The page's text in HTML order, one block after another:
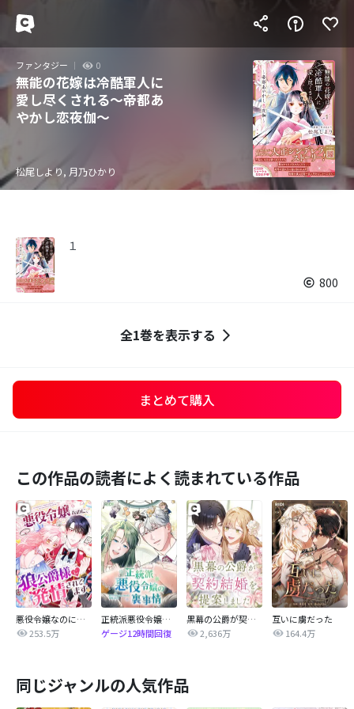
ファンタジー 0
無能の花嫁は冷酷軍人に
愛し尽くされる～帝都あ
やかし恋夜伽～
松尾しより, 月乃ひかり
１
800
全1巻を表示する
まとめて購入
この作品の読者によく読まれている作品
悪役令嬢なのに、狼公爵様に発情されてます
253.5万
正統派悪役令嬢の裏事情
ゲージ12時間回復
黒幕の公爵が契約結婚を提案しました
2,636万
互いに虜だった
164.4万
同じジャンルの人気作品